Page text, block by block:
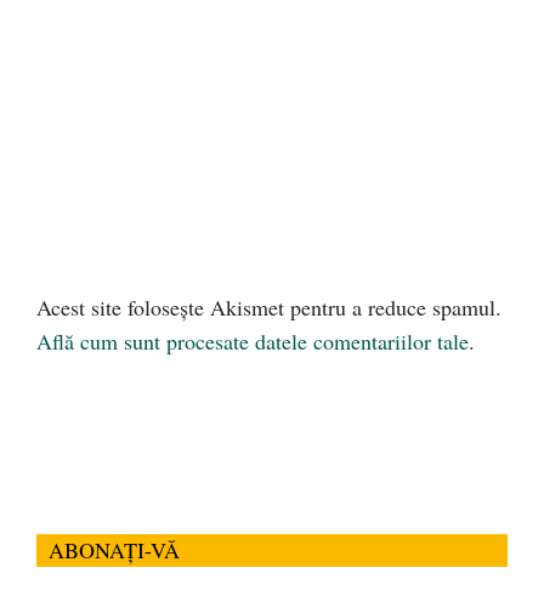
Acest site folosește Akismet pentru a reduce spamul.
Află cum sunt procesate datele comentariilor tale.
ABONAȚI-VĂ